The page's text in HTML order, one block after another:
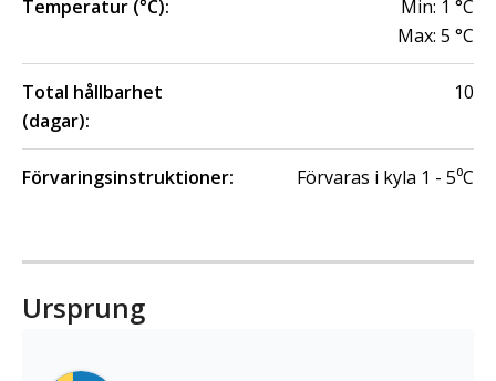
Temperatur (°C): Min: 1 °C
Max: 5 °C
Total hållbarhet
(dagar):
10
Förvaringsinstruktioner: Förvaras i kyla 1 - 5⁰C
Ursprung